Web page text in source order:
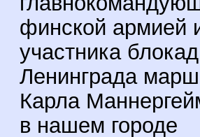
финской армией
участника
Ленинграда
Карла
в нашем городе